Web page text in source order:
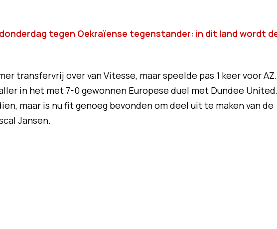
tegen Oekraïense tegenstander: in dit land wordt
transfervrij over van Vitesse, maar speelde pas 1 keer voor AZ.
in het met 7-0 gewonnen Europese duel met Dundee United.
maar is nu fit genoeg bevonden om deel uit te maken van de
Jansen.